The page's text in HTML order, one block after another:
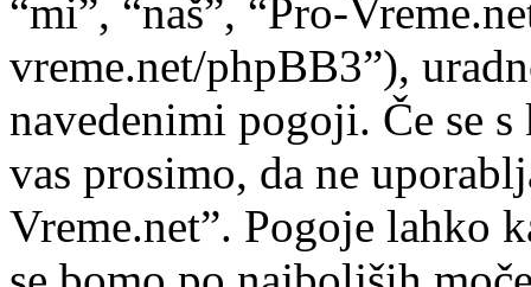
“mi”, “naš”, “Pro-
vreme.net/phpBB3”),
navedenimi pogoji. Če se
vas prosimo, da ne
Vreme.net”. Pogoje lahko